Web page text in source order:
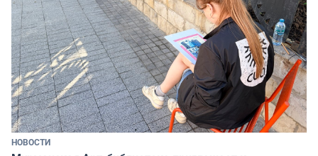
НОВОСТИ